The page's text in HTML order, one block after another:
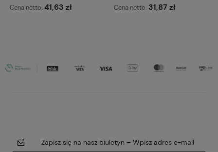
Cena netto: 41,63 zł Cena netto: 31,87 zł
Zapisz się na nasz biuletyn – Wpisz adres e-mail